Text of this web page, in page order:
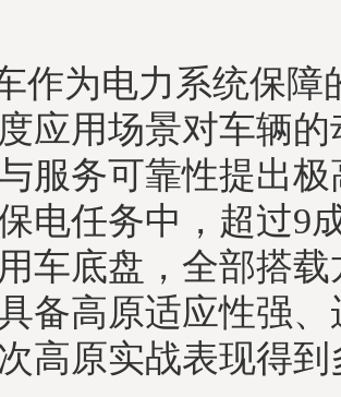
作为电力系统保障
应用场景对车辆
服务可靠性提出
电任务中，超过9
车底盘，全部搭
备高原适应性强
高原实战表现得